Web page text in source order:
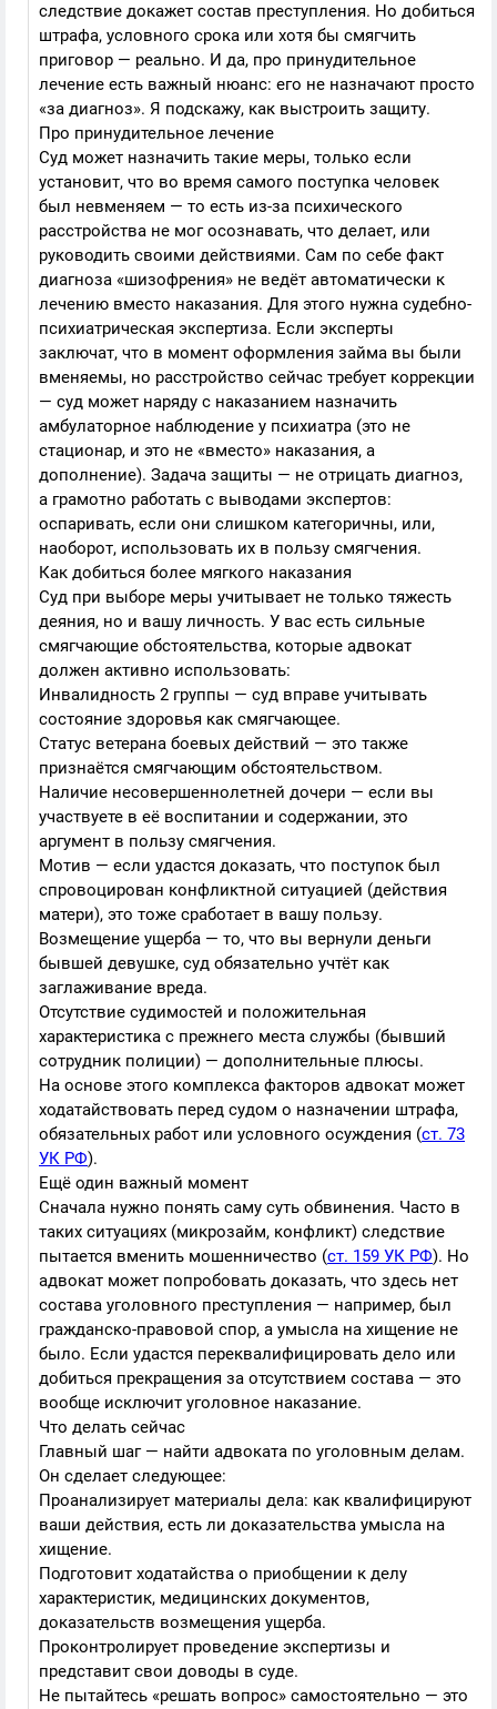
следствие докажет состав преступления. Но добиться
штрафа, условного срока или хотя бы смягчить
приговор — реально. И да, про принудительное
лечение есть важный нюанс: его не назначают просто
«за диагноз». Я подскажу, как выстроить защиту.
Про принудительное лечение
Суд может назначить такие меры, только если
установит, что во время самого поступка человек
был невменяем — то есть из-за психического
расстройства не мог осознавать, что делает, или
руководить своими действиями. Сам по себе факт
диагноза «шизофрения» не ведёт автоматически к
лечению вместо наказания. Для этого нужна судебно-
психиатрическая экспертиза. Если эксперты
заключат, что в момент оформления займа вы были
вменяемы, но расстройство сейчас требует коррекции
— суд может наряду с наказанием назначить
амбулаторное наблюдение у психиатра (это не
стационар, и это не «вместо» наказания, а
дополнение). Задача защиты — не отрицать диагноз,
а грамотно работать с выводами экспертов:
оспаривать, если они слишком категоричны, или,
наоборот, использовать их в пользу смягчения.
Как добиться более мягкого наказания
Суд при выборе меры учитывает не только тяжесть
деяния, но и вашу личность. У вас есть сильные
смягчающие обстоятельства, которые адвокат
должен активно использовать:
Инвалидность 2 группы — суд вправе учитывать
состояние здоровья как смягчающее.
Статус ветерана боевых действий — это также
признаётся смягчающим обстоятельством.
Наличие несовершеннолетней дочери — если вы
участвуете в её воспитании и содержании, это
аргумент в пользу смягчения.
Мотив — если удастся доказать, что поступок был
спровоцирован конфликтной ситуацией (действия
матери), это тоже сработает в вашу пользу.
Возмещение ущерба — то, что вы вернули деньги
бывшей девушке, суд обязательно учтёт как
заглаживание вреда.
Отсутствие судимостей и положительная
характеристика с прежнего места службы (бывший
сотрудник полиции) — дополнительные плюсы.
На основе этого комплекса факторов адвокат может
ходатайствовать перед судом о назначении штрафа,
обязательных работ или условного осуждения (ст. 73
УК РФ).
Ещё один важный момент
Сначала нужно понять саму суть обвинения. Часто в
таких ситуациях (микрозайм, конфликт) следствие
пытается вменить мошенничество (ст. 159 УК РФ). Но
адвокат может попробовать доказать, что здесь нет
состава уголовного преступления — например, был
гражданско-правовой спор, а умысла на хищение не
было. Если удастся переквалифицировать дело или
добиться прекращения за отсутствием состава — это
вообще исключит уголовное наказание.
Что делать сейчас
Главный шаг — найти адвоката по уголовным делам.
Он сделает следующее:
Проанализирует материалы дела: как квалифицируют
ваши действия, есть ли доказательства умысла на
хищение.
Подготовит ходатайства о приобщении к делу
характеристик, медицинских документов,
доказательств возмещения ущерба.
Проконтролирует проведение экспертизы и
представит свои доводы в суде.
Не пытайтесь «решать вопрос» самостоятельно — это